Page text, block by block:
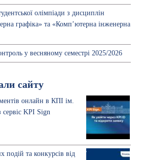
олімпіади з дисциплін
графіка» та «Комп’ютерна інженерна
у весняному семестрі 2025/2026
сайту
онлайн в КПІ ім.
сервіс KPI Sign
подій та конкурсів від